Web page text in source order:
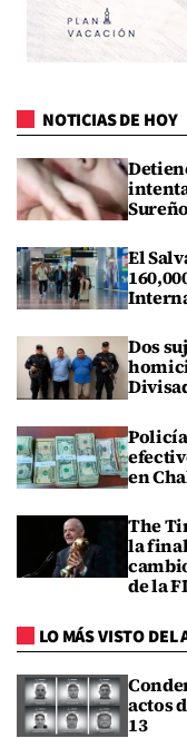
NOTICIAS DE HOY
El
Dos
en
The
la
de la
LO MÁS VISTO DEL
actos
13